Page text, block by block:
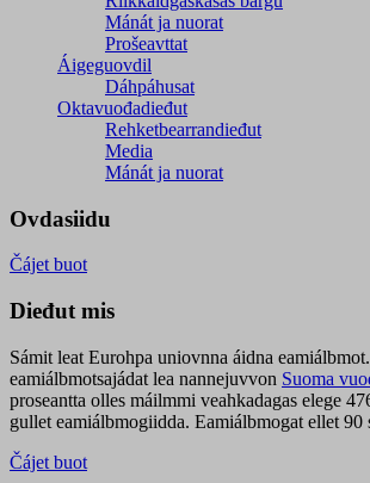
Mánát ja nuorat
Prošeavttat
Áigeguovdil
Dáhpáhusat
Oktavuođadieđut
Rehketbearrandieđut
Media
Mánát ja nuorat
Ovdasiidu
Čájet buot
Dieđut mis
Sámit leat Eurohpa uniovnna áidna
eamiálbmotsajádat lea nannejuvvon Suoma
proseantta olles máilmmi veahkadagas elege
gullet eamiálbmogiidda. Eamiálbmogat ellet 90
Čájet buot